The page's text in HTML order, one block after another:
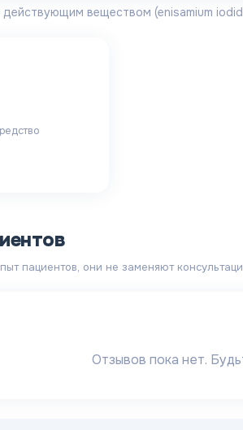
действующим веществом (enisamium
пациентов, они не заменяют
Отзывов пока нет.